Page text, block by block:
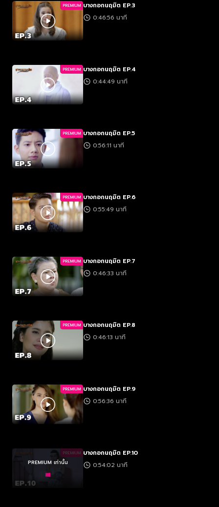
PREMIUM บางกอกนฤมิต EP.3
0:46:56 นาที
PREMIUM บางกอกนฤมิต EP.4
0:44:49 นาที
PREMIUM บางกอกนฤมิต EP.5
0:56:11 นาที
PREMIUM บางกอกนฤมิต EP.6
0:55:49 นาที
PREMIUM บางกอกนฤมิต EP.7
0:46:33 นาที
PREMIUM บางกอกนฤมิต EP.8
0:46:13 นาที
PREMIUM บางกอกนฤมิต EP.9
0:56:36 นาที
PREMIUM
PREMIUM เท่านั้น
บางกอกนฤมิต EP.10
0:54:02 นาที